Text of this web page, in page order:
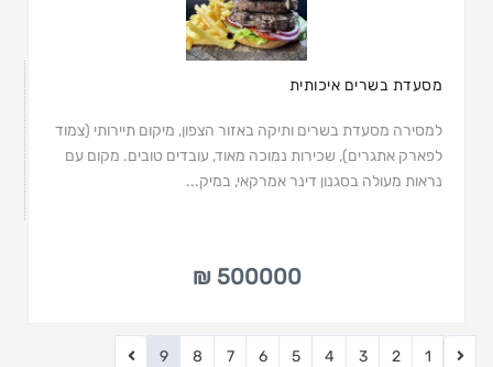
מסעדת בשרים איכותית
למסירה מסעדת בשרים ותיקה באזור הצפון, מיקום תיירותי (צמוד
לפארק אתגרים), שכירות נמוכה מאוד, עובדים טובים. מקום עם
נראות מעולה בסגנון דינר אמרקאי, במיק...
500000 ₪
1
2
3
4
5
6
7
8
9